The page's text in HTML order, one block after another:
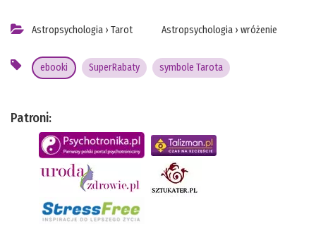
Astropsychologia › Tarot Astropsychologia › wróżenie
ebooki SuperRabaty symbole Tarota
Patroni: